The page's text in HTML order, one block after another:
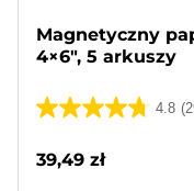
Magnetyczny
4×6", 5 arkuszy
4.8
4.8
5
39,49 zł